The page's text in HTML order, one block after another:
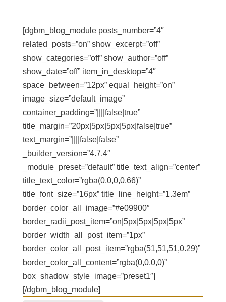
[dgbm_blog_module posts_number=”4″
related_posts=”on” show_excerpt=”off”
show_categories=”off” show_author=”off”
show_date=”off” item_in_desktop=”4″
space_between=”12px” equal_height=”on”
image_size=”default_image”
container_padding=”||||false|true”
title_margin=”20px|5px|5px|5px|false|true”
text_margin=”||||false|false”
_builder_version=”4.7.4″
_module_preset=”default” title_text_align=”center”
title_text_color=”rgba(0,0,0,0.66)”
title_font_size=”16px” title_line_height=”1.3em”
border_color_all_image=”#e09900″
border_radii_post_item=”on|5px|5px|5px|5px”
border_width_all_post_item=”1px”
border_color_all_post_item=”rgba(51,51,51,0.29)”
border_color_all_content=”rgba(0,0,0,0)”
box_shadow_style_image=”preset1″]
[/dgbm_blog_module]